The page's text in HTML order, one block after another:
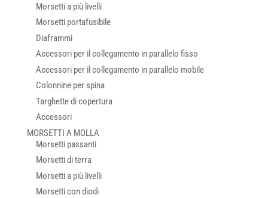
Morsetti a più livelli
Morsetti portafusibile
Diaframmi
Accessori per il collegamento in parallelo fisso
Accessori per il collegamento in parallelo mobile
Colonnine per spina
Targhette di copertura
Accessori
MORSETTI A MOLLA
Morsetti passanti
Morsetti di terra
Morsetti a più livelli
Morsetti con diodi